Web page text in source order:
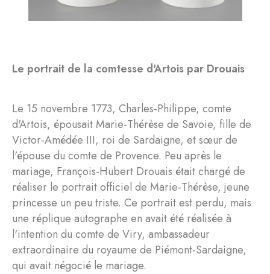
Le portrait de la comtesse d'Artois par Drouais
Le 15 novembre 1773, Charles-Philippe, comte
d'Artois, épousait Marie-Thérèse de Savoie, fille de
Victor-Amédée III, roi de Sardaigne, et sœur de
l'épouse du comte de Provence. Peu après le
mariage, François-Hubert Drouais était chargé de
réaliser le portrait officiel de Marie-Thérèse, jeune
princesse un peu triste. Ce portrait est perdu, mais
une réplique autographe en avait été réalisée à
l'intention du comte de Viry, ambassadeur
extraordinaire du royaume de Piémont-Sardaigne,
qui avait négocié le mariage.